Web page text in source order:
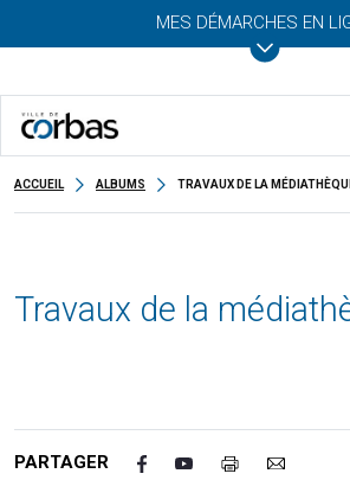
MES DÉMARCHES EN
ACCUEIL ALBUMS TRAVAUX DE LA
Travaux de la
PARTAGER